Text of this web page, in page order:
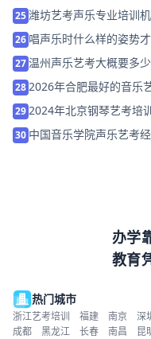
25潍坊艺考声乐专业培训
26 唱声乐时什么样的姿势才
27温州声乐艺考大概要多少
282026年合肥最好的音乐
292024年北京钢琴艺考培
30 中国音乐学院声乐艺考
办学
教育
热门城市
浙江艺考培训 福建 南京 深
成都
黑龙江 长春 南昌 昆